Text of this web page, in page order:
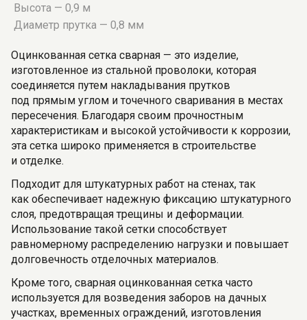
Высота — 0,9 м
Диаметр прутка — 0,8 мм
Оцинкованная сетка сварная — это изделие,
изготовленное из стальной проволоки, которая
соединяется путем накладывания прутков
под прямым углом и точечного сваривания в местах
пересечения. Благодаря своим прочностным
характеристикам и высокой устойчивости к коррозии,
эта сетка широко применяется в строительстве
и отделке.
Подходит для штукатурных работ на стенах, так
как обеспечивает надежную фиксацию штукатурного
слоя, предотвращая трещины и деформации.
Использование такой сетки способствует
равномерному распределению нагрузки и повышает
долговечность отделочных материалов.
Кроме того, сварная оцинкованная сетка часто
используется для возведения заборов на дачных
участках, временных ограждений, изготовления